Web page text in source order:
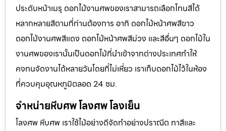
ประดับหน้าเมรุ ดอกไม้งานศพของเราสามารถเลือกโทนสีได้
หลากหลายสีตามที่ท่านต้องการ อาทิ ดอกไม้หน้าศพสีขาว
ดอกไม้งานศพสีแดง ดอกไม้หน้าศพสีม่วง และสีอื่นๆ ดอกไม้ใน
งานศพของเรานั้นเป็นดอกไม้ที่นำเข้าจากต่างประเทศทำให้
คงทนจัดงานได้หลายวันโดยที่ไม่เหี่ยว เราเก็บดอกไม้ไว้ในห้อง
ที่ควบคุมอุณหภูมิตลอด 24 ชม.
จำหน่ายหีบศพ โลงศพ โลงเย็น
โลงศพ หีบศพ เราใช้ไม้อย่างดีจัดทำอย่างปราณีต ทาสีและ